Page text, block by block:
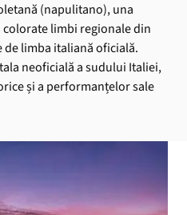
(napulitano), una
limbi regionale din
limba italiană oficială.
neoficială a sudului Italiei,
și a performanțelor sale